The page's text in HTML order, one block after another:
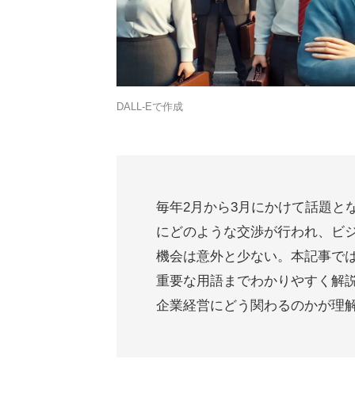
DALL-Eで作成
毎年2月から3月にかけて話題と
にどのような交渉が行われ、ビ
機会は意外と少ない。本記事で
重要な用語までわかりやすく解
企業経営にどう関わるのかが理